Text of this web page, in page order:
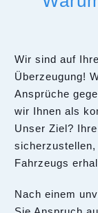
Wir sind auf
Überzeugung!
Ansprüche
wir Ihnen als
Unser Ziel?
Fahrzeugs
Nach einem